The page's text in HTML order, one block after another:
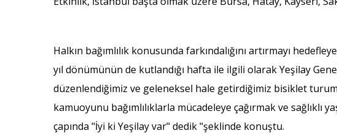
Halkın bağımlılık konusunda farkındalığını artırmayı
yıl dönümünün de kutlandığı hafta ile ilgili olarak Yeşilay
düzenlendiğimiz ve geleneksel hale getirdiğimiz bisiklet
kamuoyunu bağımlılıklarla mücadeleye çağırmak ve
çapında "İyi ki Yeşilay var" dedik "şeklinde konuştu.